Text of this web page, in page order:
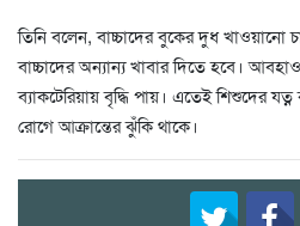
তিনি বলেন, বাচ্চাদের বুকের দুধ খাওয়ানো
বাচ্চাদের অন্যান্য খাবার দিতে হবে।
ব্যাকটেরিয়ায় বৃদ্ধি পায়। এতেই শিশুদের
রোগে আক্রান্তের ঝুঁকি থাকে।